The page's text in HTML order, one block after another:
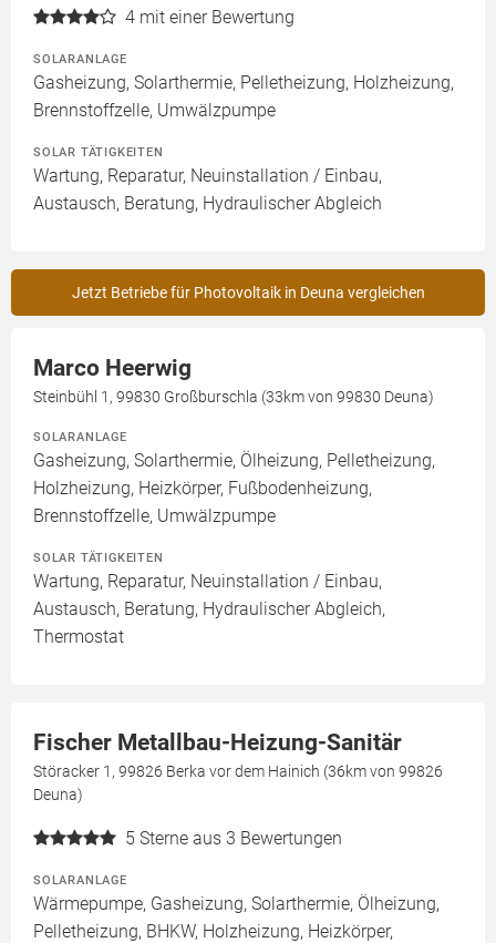
4 mit einer Bewertung
SOLARANLAGE
Gasheizung, Solarthermie, Pelletheizung, Holzheizung,
Brennstoffzelle, Umwälzpumpe
SOLAR TÄTIGKEITEN
Wartung, Reparatur, Neuinstallation / Einbau,
Austausch, Beratung, Hydraulischer Abgleich
Jetzt Betriebe für Photovoltaik in Deuna vergleichen
Marco Heerwig
Steinbühl 1, 99830 Großburschla (33km von 99830 Deuna)
SOLARANLAGE
Gasheizung, Solarthermie, Ölheizung, Pelletheizung,
Holzheizung, Heizkörper, Fußbodenheizung,
Brennstoffzelle, Umwälzpumpe
SOLAR TÄTIGKEITEN
Wartung, Reparatur, Neuinstallation / Einbau,
Austausch, Beratung, Hydraulischer Abgleich,
Thermostat
Fischer Metallbau-Heizung-Sanitär
Störacker 1, 99826 Berka vor dem Hainich (36km von 99826
Deuna)
5 Sterne aus 3 Bewertungen
SOLARANLAGE
Wärmepumpe, Gasheizung, Solarthermie, Ölheizung,
Pelletheizung, BHKW, Holzheizung, Heizkörper,